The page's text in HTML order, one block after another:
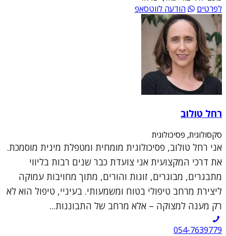
לפרטים
הודעה לווטסאפ
רחל טולוב
סקסולוגית, פסיכולוגית
אני רחל טולוב, פסיכולוגית מומחית ומטפלת מינית מוסמכת.
את דרכי המקצועית אני צועדת כבר שנים רבות בליווי
מתבגרים, מבוגרים, זוגות והורים, מתוך מחויבות עמוקה
ליצירת מרחב טיפולי בטוח ומשמעותי. בעיניי, טיפול הוא לא
רק מענה למצוקה – אלא מרחב של התבוננות...
054-7639779